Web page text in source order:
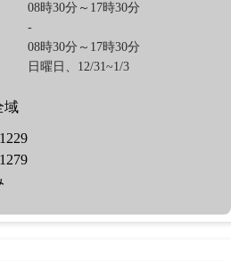
08時30分～17時30分
-
08時30分～17時30分
日曜日、12/31~1/3
域